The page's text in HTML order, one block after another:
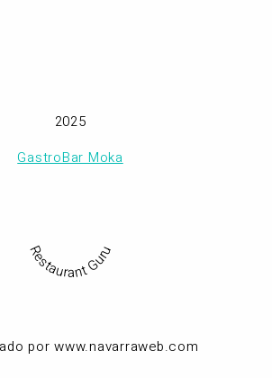
2025
GastroBar Moka
Restaurant Guru
por www.navarraweb.com